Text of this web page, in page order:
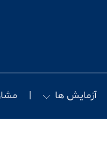
آزمایش ها